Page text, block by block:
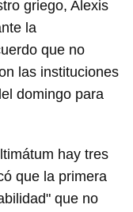
griego, Alexis
la
que no
las instituciones
domingo para
hay tres
que la primera
que no